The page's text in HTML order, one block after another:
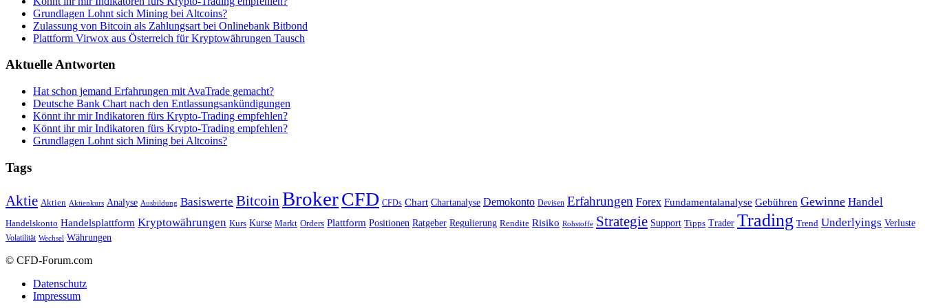
Grundlagen Lohnt sich Mining bei Altcoins?
Zulassung von Bitcoin als Zahlungsart bei Onlinebank Bitbond
Plattform Virwox aus Österreich für Kryptowährungen Tausch
Aktuelle Antworten
Hat schon jemand Erfahrungen mit AvaTrade gemacht?
Deutsche Bank Chart nach den Entlassungsankündigungen
Könnt ihr mir Indikatoren fürs Krypto-Trading empfehlen?
Könnt ihr mir Indikatoren fürs Krypto-Trading empfehlen?
Grundlagen Lohnt sich Mining bei Altcoins?
Tags
Aktie Aktien Aktienkurs Analyse Ausbildung Basiswerte Bitcoin BrokerCFD CFDs Chart Chartanalyse Demokonto Devisen Erfahrungen Forex Fundamentalanalyse Gebühren Gewinne Handel
Handelskonto Handelsplattform Kryptowährungen Kurs Kurse Markt Orders Plattform Positionen Ratgeber Regulierung Rendite Risiko Rohstoffe Strategie Support Tipps Trader Trading Trend Underlyings Verluste
Volatilität Wechsel Währungen
© CFD-Forum.com
Datenschutz
Impressum